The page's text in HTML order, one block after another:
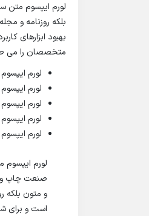
لورم ایپسوم متن
بلکه روزنامه و
بهبود ابزارهای
متخصصان را می
لورم
لورم
لورم
لورم
لورم
لورم ایپسوم
صنعت چاپ و
و متون بلکه
است و برای